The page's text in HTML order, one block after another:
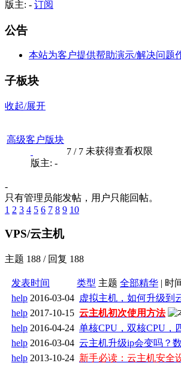
版主: - 订阅
公告
本站为客户提供帮助演示/解决问题
子板块
收起/展开
高级客户版块
版主: -
7 / 7 未获得查看权限
-
只有管理员能发帖，用户只能回帖。
1 2 3 4 5 6 7 8 9 10
VPS/云主机
主题 188 / 回复 188
发表时间 类型 主题 全部精华 | 时
help 2016-03-04 虚拟主机，如何升级到
help 2017-10-15 云主机初次使用方法
help 2016-04-24 单核CPU，双核CPU，
help 2016-03-04 云主机升级ip会变吗？
help 2013-10-24 新手必读：云主机安全